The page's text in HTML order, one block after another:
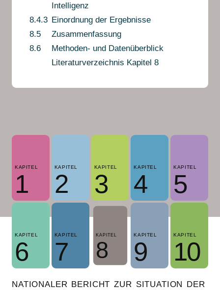
Intelligenz
8.4.3 Einordnung der Ergebnisse
8.5
Zusammenfassung
8.6
Methoden- und Datenüberblick
Literaturverzeichnis Kapitel 8
KAPITEL
1
KAPITEL
2
KAPITEL
3
KAPITEL
4
KAPITEL
5
KAPITEL
6
KAPITEL
7
KAPITEL
8
KAPITEL
9
KAPITEL
10
NATIONALER BERICHT ZUR SITUATION DER